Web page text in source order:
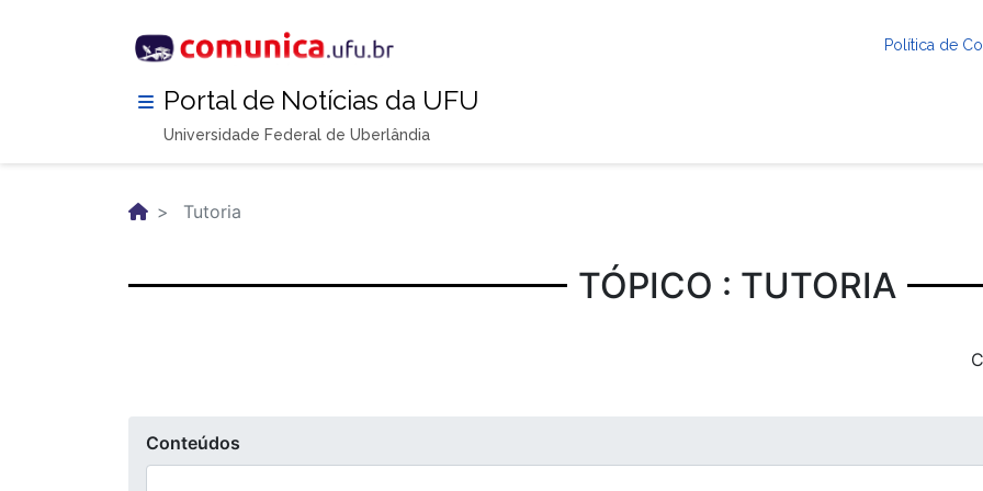
Política de
Portal de Notícias da UFU
Universidade Federal de Uberlândia
Tutoria
TÓPICO : TUTORIA
Conteúdos